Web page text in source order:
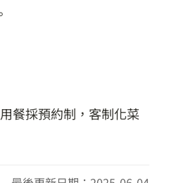
餐採預約制，客制化菜